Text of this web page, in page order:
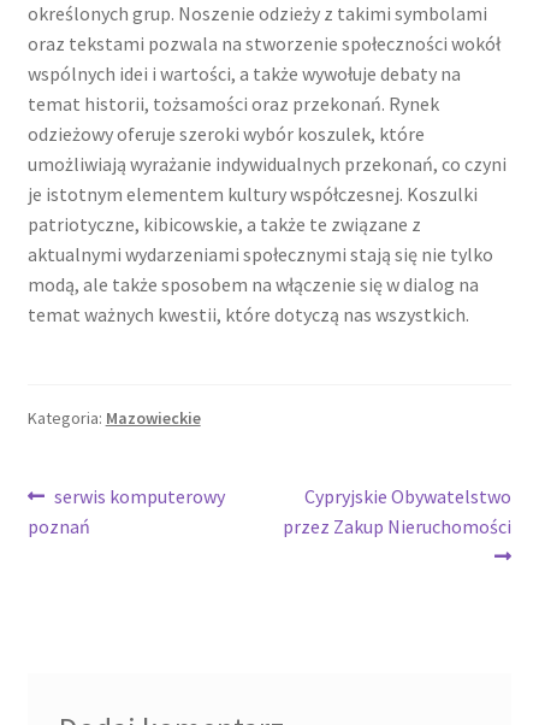
określonych grup. Noszenie odzieży z takimi symbolami
oraz tekstami pozwala na stworzenie społeczności wokół
wspólnych idei i wartości, a także wywołuje debaty na
temat historii, tożsamości oraz przekonań. Rynek
odzieżowy oferuje szeroki wybór koszulek, które
umożliwiają wyrażanie indywidualnych przekonań, co czyni
je istotnym elementem kultury współczesnej. Koszulki
patriotyczne, kibicowskie, a także te związane z
aktualnymi wydarzeniami społecznymi stają się nie tylko
modą, ale także sposobem na włączenie się w dialog na
temat ważnych kwestii, które dotyczą nas wszystkich.
Kategoria: Mazowieckie
Nawigacja
wpisu
Poprzedni
wpis:
serwis komputerowy
poznań
Następny
wpis:
Cypryjskie Obywatelstwo
przez Zakup Nieruchomości